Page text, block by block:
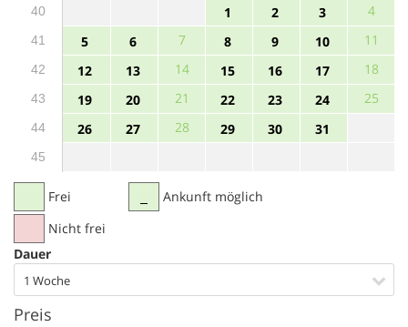
40
1 2 3 4
41 5 6 7 8 9 10 11
42 12 13 14 15 16 17 18
43 19 20 21 22 23 24 25
44 26 27 28 29 30 31
45
Frei
Nicht frei
Ankunft möglich
Dauer
1 Woche
Preis